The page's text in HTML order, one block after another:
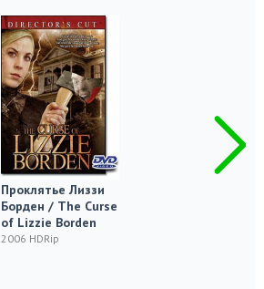
Проклятье Лиззи
Борден / The Curse
of Lizzie Borden
2006 HDRip